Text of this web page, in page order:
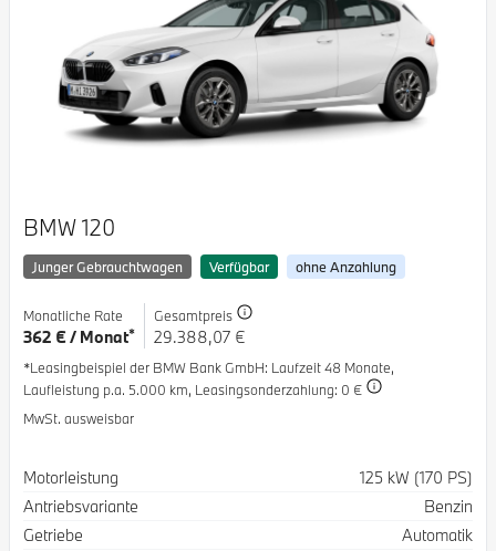
BMW 120
Junger Gebrauchtwagen Verfügbar ohne Anzahlung
Monatliche Rate
362 € / Monat*
Gesamtpreis
29.388,07 €
*Leasingbeispiel der BMW Bank GmbH: Laufzeit 48 Monate,
Laufleistung p.a. 5.000 km, Leasingsonderzahlung: 0 €
MwSt. ausweisbar
Spezifikation
Motorleistung
125 kW (170 PS)
Antriebsvariante
Benzin
Getriebe
Automatik